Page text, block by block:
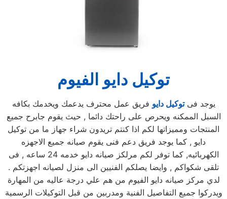
توكيل دايو الفيوم
يوجد فىتوكيل دايو فريق عمل محترف يدعمك ويخدمك بكافه
السبل الممكنه ويحرص على راحتك دائما , حيث يقوم جابرح جميع
المنتجات ومميزاتها لكم اذا كنتم تريدون شراء جهاز ما من توكيل
دايو , كما يوجد فريق دعم فنى يقوم صيانه جميع الاجهزه
الكهربائيه, كما توفر لكم مرلكز صيانه دايو خدمه 24 ساعه , فى
تلقى شكواكم , وايضا يصلكم الفنيين الى منزل لصيانه اجهزتكم .
لدي مركز صيانه دايو الفيوم من هم علي درجة عاليه من المهارة
ويدركوا جميع التفاصيل الفنية ومدربين من قبل التوكيلات الرسمية